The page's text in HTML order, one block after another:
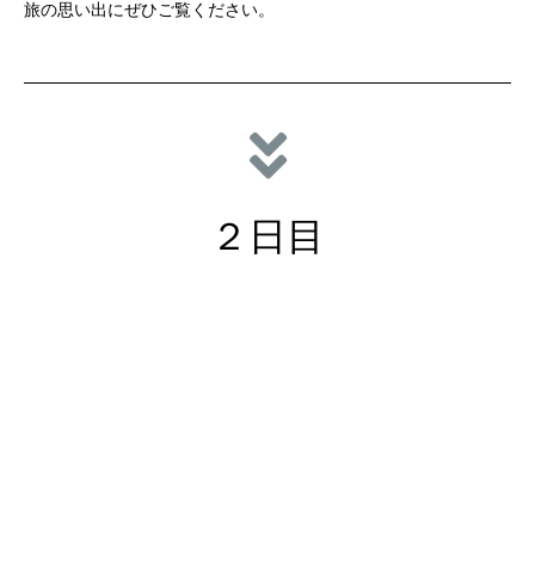
旅の思い出にぜひご覧ください。
２日目